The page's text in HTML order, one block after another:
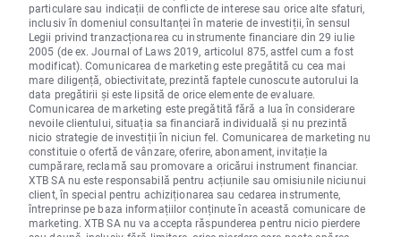
particulare sau indicații de conflicte de interese sau orice alte sfaturi,
inclusiv în domeniul consultanței în materie de investiții, în sensul
Legii privind tranzacționarea cu instrumente financiare din 29 iulie
2005 (de ex. Journal of Laws 2019, articolul 875, astfel cum a fost
modificat). Comunicarea de marketing este pregătită cu cea mai
mare diligență, obiectivitate, prezintă faptele cunoscute autorului la
data pregătirii și este lipsită de orice elemente de evaluare.
Comunicarea de marketing este pregătită fără a lua în considerare
nevoile clientului, situația sa financiară individuală și nu prezintă
nicio strategie de investiții în niciun fel. Comunicarea de marketing nu
constituie o ofertă de vânzare, oferire, abonament, invitație la
cumpărare, reclamă sau promovare a oricărui instrument financiar.
XTB SA nu este responsabilă pentru acțiunile sau omisiunile niciunui
client, în special pentru achiziționarea sau cedarea instrumente,
întreprinse pe baza informațiilor conținute în această comunicare de
marketing. XTB SA nu va accepta răspunderea pentru nicio pierdere